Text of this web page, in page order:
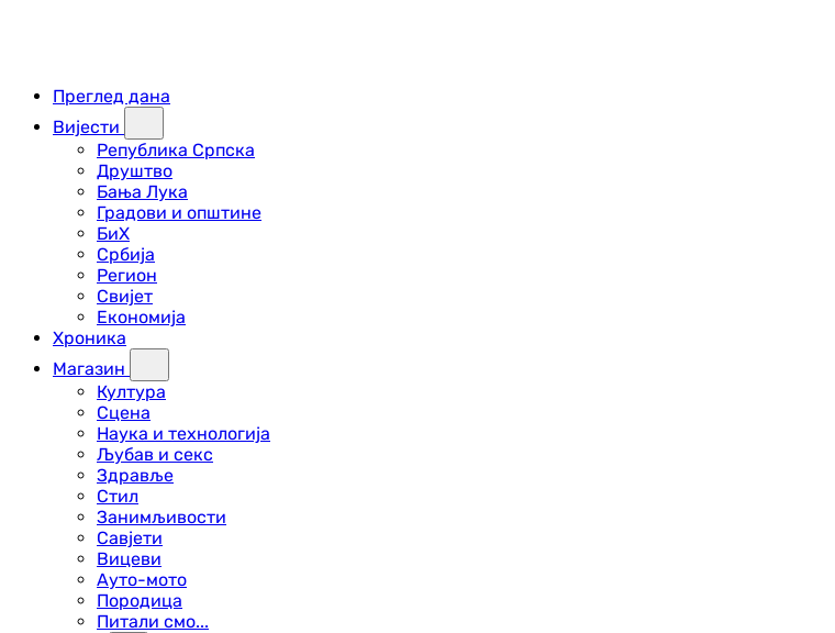
Преглед дана
Вијести
Република Српска
Друштво
Бања Лука
Градови и општине
БиХ
Србија
Регион
Свијет
Економија
Хроника
Магазин
Култура
Сцена
Наука и технологија
Љубав и секс
Здравље
Стил
Занимљивости
Савјети
Вицеви
Ауто-мото
Породица
Питали смо...